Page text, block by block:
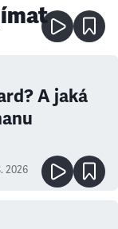
A jaká
2026